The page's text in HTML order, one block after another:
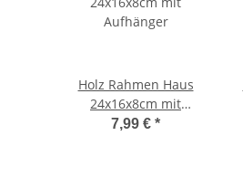
Holz Rahmen Haus
24x16x8cm mit
Aufhänger
7,99 € *